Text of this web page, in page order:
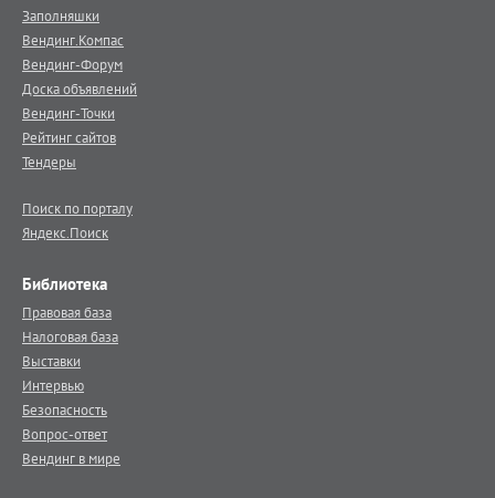
Заполняшки
Вендинг.Компас
Вендинг-Форум
Доска объявлений
Вендинг-Точки
Рейтинг сайтов
Тендеры
Поиск по порталу
Яндекс.Поиск
Библиотека
Правовая база
Налоговая база
Выставки
Интервью
Безопасность
Вопрос-ответ
Вендинг в мире